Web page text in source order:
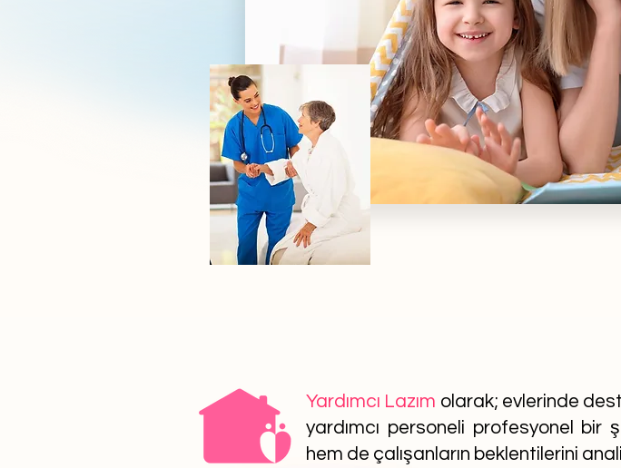
Yardımcı Lazım olarak; evlerinde
yardımcı personeli profesyonel bir
hem de çalışanların beklentilerini